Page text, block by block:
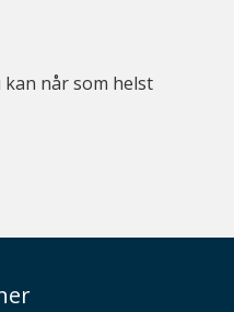
når som helst